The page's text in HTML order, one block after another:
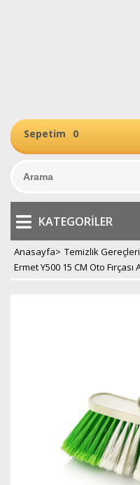
Sepetim 0
KATEGORILER
Anasayfa> Temizlik Gereçleri
Ermet Y500 15 CM Oto Fırçası